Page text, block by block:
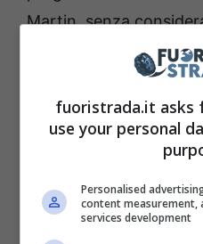
Martin, senza
RB19 che è risultata
2022 esaltante,
campionato, in
festeggiato un solo
nella tappa di
bravo a approfittare
Max Verstappen è
fuoristrada.it asks
use your personal
Personalised
content measurement,
services development